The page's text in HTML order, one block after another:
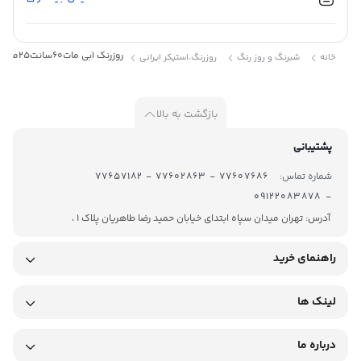
کد : 2087
چسبدار میباشد . برای برش آن معمولاً از دستگاه کاتر پلاتر استفاده
آفتاب کم رنگ نمیشود و تا زمانی که بر اثر تابش شدید آفتاب پوسته
خانه شبرنگ و روز رنگ روزرنگ،استیکر ایرانی روزرنگ آبی مات60سانت25متری کد:2087
بازگشت به بالا
پشتیبانی
شماره تماس:
- 09122083878
آدرس: تهران میدان سپاه ابتدای خیابان حمید رضا طاهریان پلاک 1 ،
راهنمای خرید
لینک ها
درباره ما